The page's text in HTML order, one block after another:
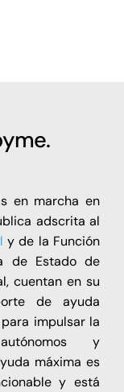
en marcha en
adscrita al
y de la Función
de Estado de
cuentan en su
de ayuda
impulsar la
y
máxima es
y está